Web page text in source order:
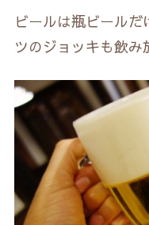
ビールは瓶ビール
ツのジョッキも飲み